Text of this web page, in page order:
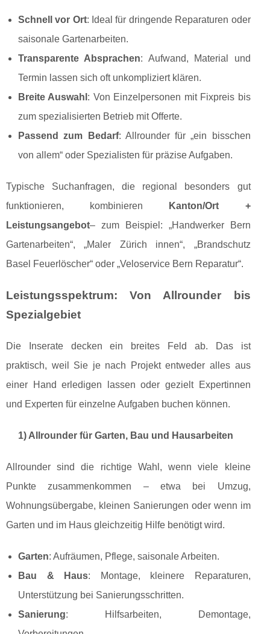
Schnell vor Ort: Ideal für dringende Reparaturen oder
saisonale Gartenarbeiten.
Transparente Absprachen: Aufwand, Material und
Termin lassen sich oft unkompliziert klären.
Breite Auswahl : Von Einzelpersonen mit Fixpreis bis
zum spezialisierten Betrieb mit Offerte.
Passend zum Bedarf: Allrounder für „ein bisschen
von allem“ oder Spezialisten für präzise Aufgaben.
Typische Suchanfragen, die regional besonders gut
funktionieren, kombinieren
Kanton/Ort +
Leistungsangebot– zum Beispiel: „Handwerker Bern
Gartenarbeiten“, „Maler Zürich innen“, „Brandschutz
Basel Feuerlöscher“ oder „Veloservice Bern Reparatur“.
Leistungsspektrum: Von Allrounder bis
Spezialgebiet
Die Inserate decken ein breites Feld ab. Das ist
praktisch, weil Sie je nach Projekt entweder alles aus
einer Hand erledigen lassen oder gezielt Expertinnen
und Experten für einzelne Aufgaben buchen können.
1) Allrounder für Garten, Bau und Hausarbeiten
Allrounder sind die richtige Wahl, wenn viele kleine
Punkte zusammenkommen – etwa bei Umzug,
Wohnungsübergabe, kleinen Sanierungen oder wenn im
Garten und im Haus gleichzeitig Hilfe benötigt wird.
Garten: Aufräumen, Pflege, saisonale Arbeiten.
Bau & Haus: Montage, kleinere Reparaturen,
Unterstützung bei Sanierungsschritten.
Sanierung: Hilfsarbeiten, Demontage,